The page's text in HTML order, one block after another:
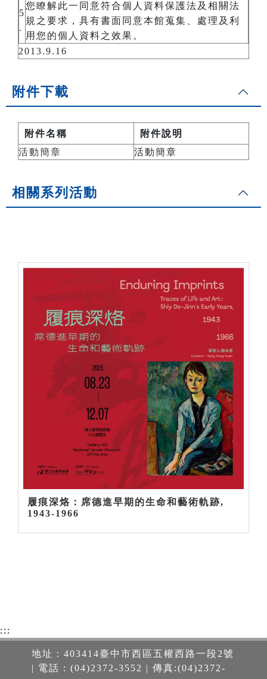
5
.
您瞭解此一同意符合個人資料保護法及相關法
規之要求，具有書面同意本館蒐集、處理及利
用您的個人資料之效果。
2013.9.16
附件下載
附件名稱
附件說明
活動簡章
活動簡章
相關系列活動
履痕深烙：席德進早期的生命和藝術軌跡,
1943-1966
:::
地址：403414臺中市西區五權西路一段2號
| 電話：(04)2372-3552 | 傳真:(04)2372-